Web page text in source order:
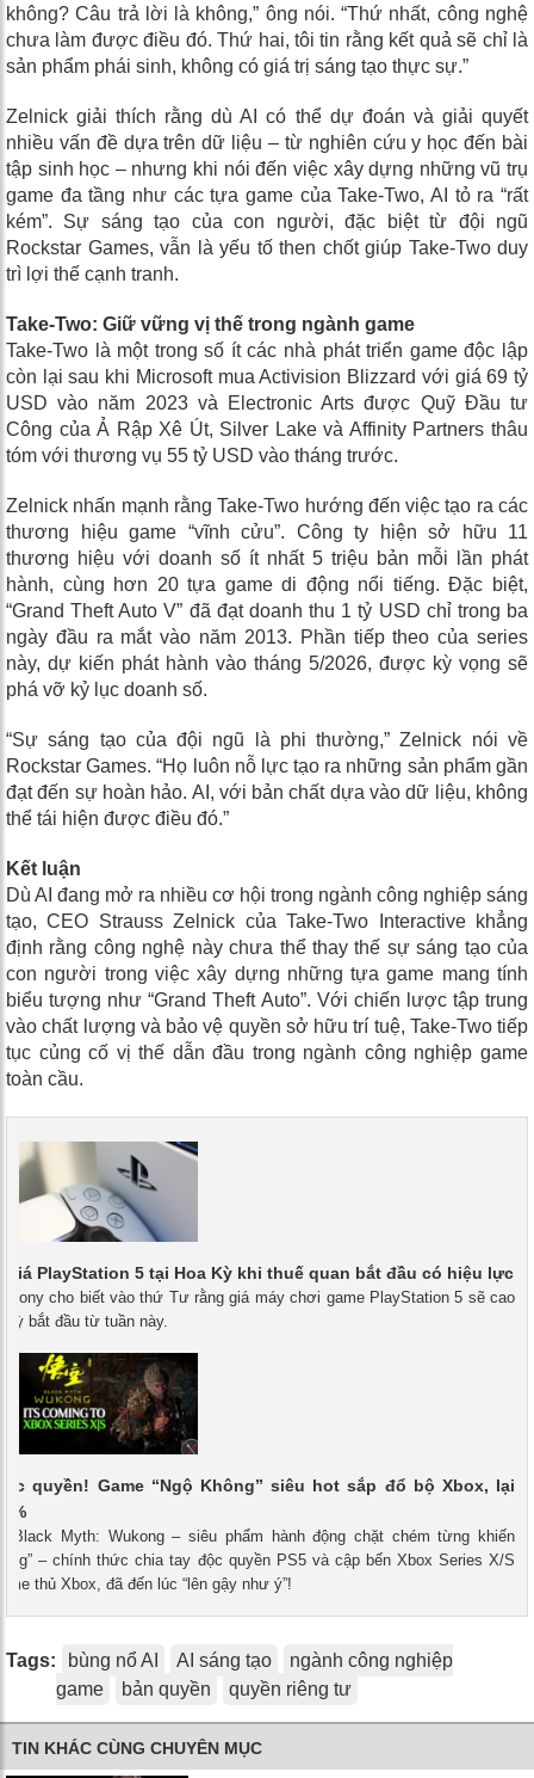
không? Câu trả lời là không,” ông nói. “Thứ nhất, công nghệ
chưa làm được điều đó. Thứ hai, tôi tin rằng kết quả sẽ chỉ là
sản phẩm phái sinh, không có giá trị sáng tạo thực sự.”
Zelnick giải thích rằng dù AI có thể dự đoán và giải quyết
nhiều vấn đề dựa trên dữ liệu – từ nghiên cứu y học đến bài
tập sinh học – nhưng khi nói đến việc xây dựng những vũ trụ
game đa tầng như các tựa game của Take-Two, AI tỏ ra “rất
kém”. Sự sáng tạo của con người, đặc biệt từ đội ngũ
Rockstar Games, vẫn là yếu tố then chốt giúp Take-Two duy
trì lợi thế cạnh tranh.
Take-Two: Giữ vững vị thế trong ngành game
Take-Two là một trong số ít các nhà phát triển game độc lập
còn lại sau khi Microsoft mua Activision Blizzard với giá 69 tỷ
USD vào năm 2023 và Electronic Arts được Quỹ Đầu tư
Công của Ả Rập Xê Út, Silver Lake và Affinity Partners thâu
tóm với thương vụ 55 tỷ USD vào tháng trước.
Zelnick nhấn mạnh rằng Take-Two hướng đến việc tạo ra các
thương hiệu game “vĩnh cửu”. Công ty hiện sở hữu 11
thương hiệu với doanh số ít nhất 5 triệu bản mỗi lần phát
hành, cùng hơn 20 tựa game di động nổi tiếng. Đặc biệt,
“Grand Theft Auto V” đã đạt doanh thu 1 tỷ USD chỉ trong ba
ngày đầu ra mắt vào năm 2013. Phần tiếp theo của series
này, dự kiến phát hành vào tháng 5/2026, được kỳ vọng sẽ
phá vỡ kỷ lục doanh số.
“Sự sáng tạo của đội ngũ là phi thường,” Zelnick nói về
Rockstar Games. “Họ luôn nỗ lực tạo ra những sản phẩm gần
đạt đến sự hoàn hảo. AI, với bản chất dựa vào dữ liệu, không
thể tái hiện được điều đó.”
Kết luận
Dù AI đang mở ra nhiều cơ hội trong ngành công nghiệp sáng
tạo, CEO Strauss Zelnick của Take-Two Interactive khẳng
định rằng công nghệ này chưa thể thay thế sự sáng tạo của
con người trong việc xây dựng những tựa game mang tính
biểu tượng như “Grand Theft Auto”. Với chiến lược tập trung
vào chất lượng và bảo vệ quyền sở hữu trí tuệ, Take-Two tiếp
tục củng cố vị thế dẫn đầu trong ngành công nghiệp game
toàn cầu.
giá PlayStation 5 tại Hoa Kỳ khi thuế quan bắt đầu có hiệu lực
Sony cho biết vào thứ Tư rằng giá máy chơi game PlayStation 5 sẽ cao
bắt đầu từ tuần này.
quyền! Game “Ngộ Không” siêu hot sắp đổ bộ Xbox, lại
Black Myth: Wukong – siêu phẩm hành động chặt chém từng khiến
– chính thức chia tay độc quyền PS5 và cập bến Xbox Series X/S
thủ Xbox, đã đến lúc “lên gậy như ý”!
Tags: bùng nổ AI AI sáng tạo
ngành công nghiệp
game
bản quyền quyền riêng tư
TIN KHÁC CÙNG CHUYÊN MỤC